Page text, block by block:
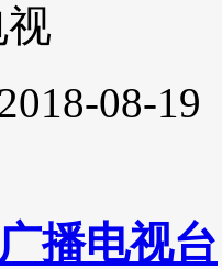
08-19
播电视台